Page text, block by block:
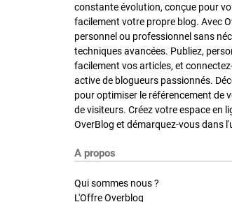
constante évolution, conçue pour
facilement votre propre blog. Avec
personnel ou professionnel sans
techniques avancées. Publiez,
facilement vos articles, et
active de blogueurs passionnés.
pour optimiser le référencement de
de visiteurs. Créez votre espace en
OverBlog et démarquez-vous dans
A propos
Qui sommes nous ?
L'Offre Overblog